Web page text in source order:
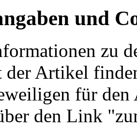
und
zu
der Artikel
für
den Link